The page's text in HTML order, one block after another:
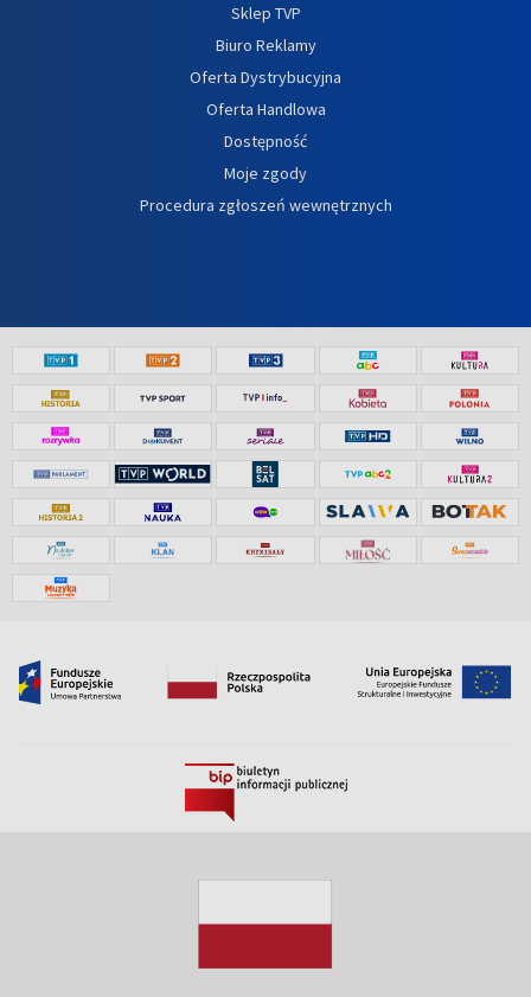
Sklep TVP
Biuro Reklamy
Oferta Dystrybucyjna
Oferta Handlowa
Dostępność
Moje zgody
Procedura zgłoszeń wewnętrznych